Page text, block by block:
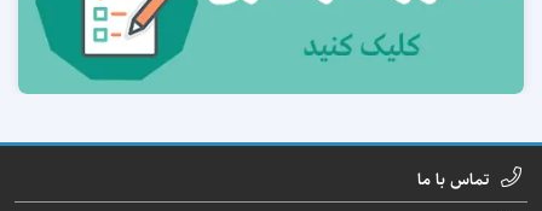
تماس با ما